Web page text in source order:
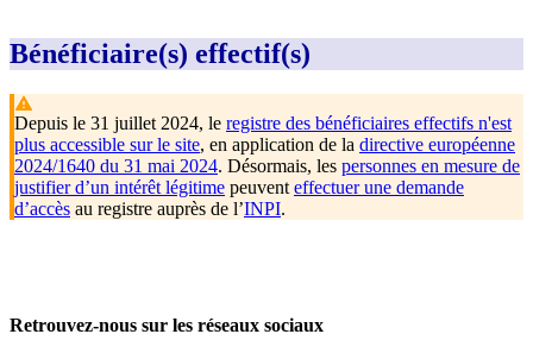
Bénéficiaire(s) effectif(s)
Depuis le 31 juillet 2024, le registre des bénéficiaires effectifs n'est
plus accessible sur le site, en application de la directive européenne
2024/1640 du 31 mai 2024. Désormais, les personnes en mesure de
justifier d’un intérêt légitime peuvent effectuer une demande
d’accès au registre auprès de l’INPI.
Retrouvez-nous sur les réseaux sociaux